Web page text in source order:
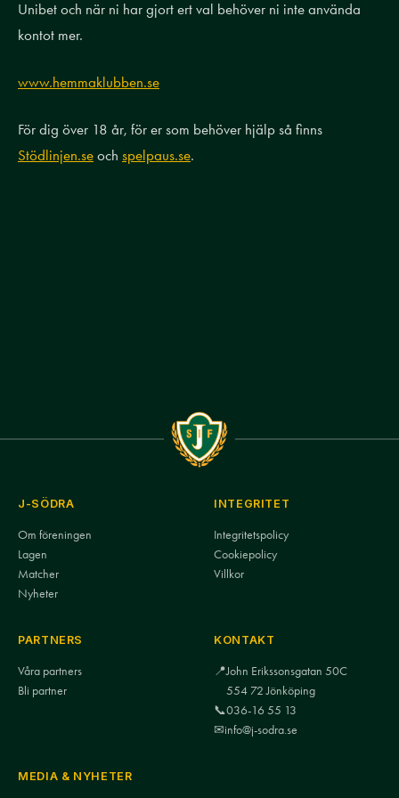
Unibet och när ni har gjort ert val behöver ni inte använda
kontot mer.
www.hemmaklubben.se
För dig över 18 år, för er som behöver hjälp så finns
Stödlinjen.se och spelpaus.se.
J-SÖDRA
Om föreningen
Lagen
Matcher
Nyheter
INTEGRITET
Integritetspolicy
Cookiepolicy
Villkor
PARTNERS
Våra partners
Bli partner
KONTAKT
📍John Erikssonsgatan 50C
554 72 Jönköping
📞036-16 55 13
✉info@j-sodra.se
MEDIA & NYHETER